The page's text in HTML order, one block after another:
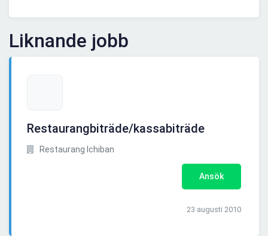
Liknande jobb
Restaurangbiträde/kassabiträde
Restaurang Ichiban
Ansök
23 augusti 2010